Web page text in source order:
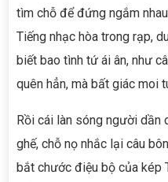
tìm chỗ để đứng ngắm
Tiếng nhạc hòa trong rạp,
biết bao tình tứ ái ân, như
quên hẳn, mà bất giác moi
Rồi cái làn sóng người dần
ghế, chỗ nọ nhắc lại câu
bắt chước điệu bộ của kép